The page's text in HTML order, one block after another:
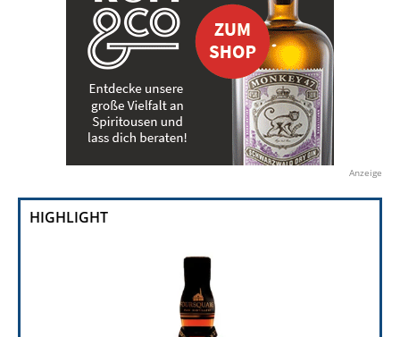
Anzeige
HIGHLIGHT